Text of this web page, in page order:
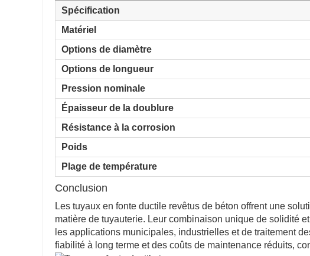
Spécification
Matériel
Options de diamètre
Options de longueur
Pression nominale
Épaisseur de la doublure
Résistance à la corrosion
Poids
Plage de température
Conclusion
Les tuyaux en fonte ductile revêtus de béton offrent une
matière de tuyauterie. Leur combinaison unique de solidité
les applications municipales, industrielles et de traitement
fiabilité à long terme et des coûts de maintenance réduits,